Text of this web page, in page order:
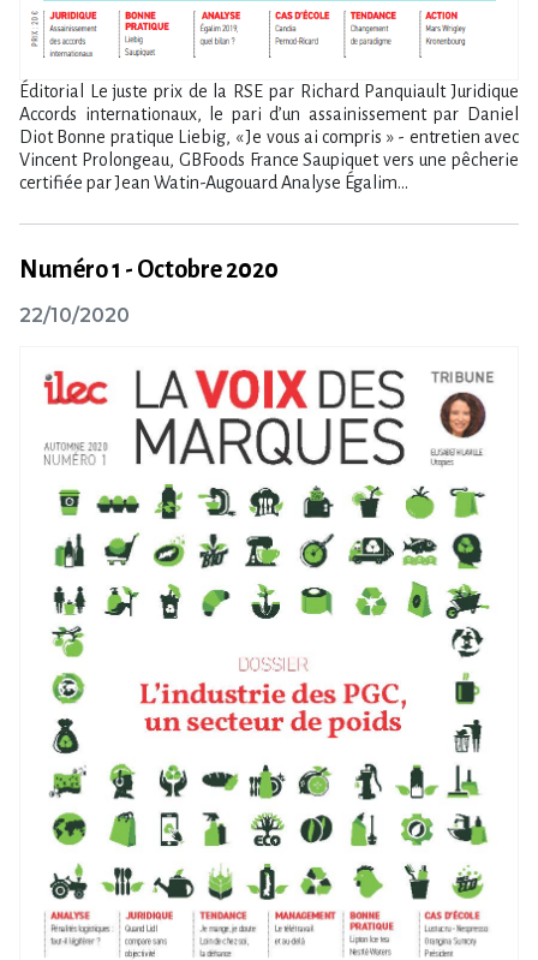
Éditorial Le juste prix de la RSE par Richard Panquiault Juridique
Accords internationaux, le pari d’un assainissement par Daniel
Diot Bonne pratique Liebig, « Je vous ai compris » - entretien avec
Vincent Prolongeau, GBFoods France Saupiquet vers une pêcherie
certifiée par Jean Watin-Augouard Analyse Égalim...
Numéro 1 - Octobre 2020
22/10/2020